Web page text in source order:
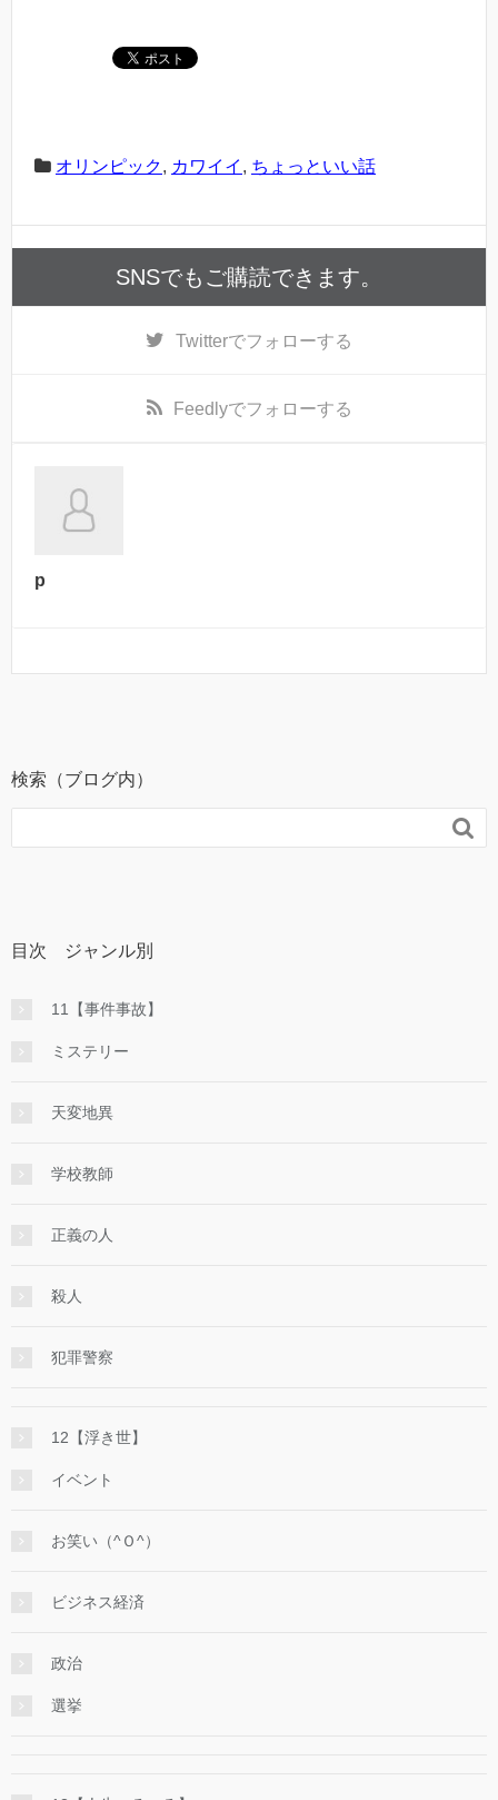
オリンピック, カワイイ , ちょっといい話
SNSでもご購読できます。
Twitterでフォローする
Feedlyでフォローする
p
検索（ブログ内）

目次 ジャンル別
11【事件事故】
ミステリー
天変地異
学校教師
正義の人
殺人
犯罪警察
12【浮き世】
イベント
お笑い（^Ｏ^）
ビジネス経済
政治
選挙